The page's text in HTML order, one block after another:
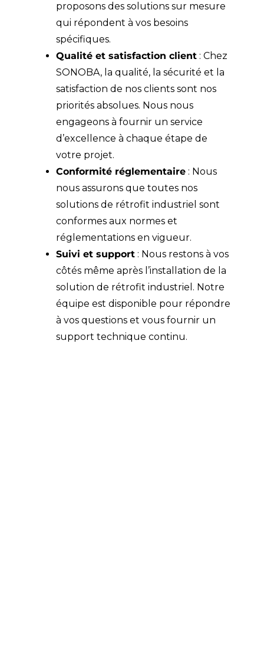
proposons des solutions sur mesure
qui répondent à vos besoins
spécifiques.
Qualité et satisfaction client : Chez
SONOBA, la qualité, la sécurité et la
satisfaction de nos clients sont nos
priorités absolues. Nous nous
engageons à fournir un service
d’excellence à chaque étape de
votre projet.
Conformité réglementaire : Nous
nous assurons que toutes nos
solutions de rétrofit industriel sont
conformes aux normes et
réglementations en vigueur.
Suivi et support : Nous restons à vos
côtés même après l’installation de la
solution de rétrofit industriel. Notre
équipe est disponible pour répondre
à vos questions et vous fournir un
support technique continu.